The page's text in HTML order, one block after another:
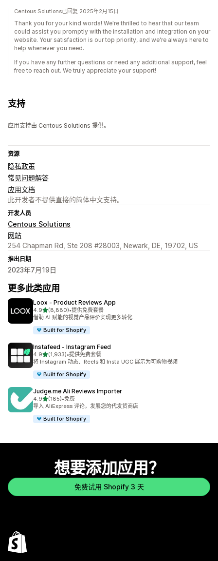
Centous Solutions已回复 2025年2月15日
Thank you for your kind words! We're thrilled to hear that our team
could assist you promptly with the installation and integration on your
website. Your satisfaction is our top priority, and we're always here to
help whenever you need.
If you have any further questions or need any additional support, feel
free to reach out. We truly appreciate your support!
支持
应用支持由 Centous Solutions 提供。
资源
隐私政策
常见问题解答
应用文档
此开发者不提供直接的简体中文支持。
开发人员
Centous Solutions
网站
254 Chapman Rd, Ste 208 #28003, Newark, DE, 19702, US
推出日期
2023年7月19日
更多此类应用
Loox ‑ Product Reviews App
4.9星（满分 5 星）
(8,880)
总共 8880 条评论
•提供免费套餐
借助 AI 赋能的视觉产品评价实现更多转化
Built for Shopify
Instafeed ‑ Instagram Feed
4.9星（满分 5 星）
(1,933)
总共 1933 条评论
•提供免费套餐
将 Instagram 动态、Reels 和 Insta UGC 展示为可购物视频
Built for Shopify
Judge.me Ali Reviews Importer
4.9星（满分 5 星）
(185)
总共 185 条评论
•免费
导入 AliExpress 评论，发展您的代发货商店
Built for Shopify
想要添加应用？
免费试用 Shopify 3 天